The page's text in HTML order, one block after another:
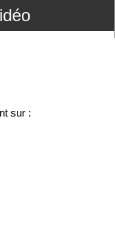
sur :